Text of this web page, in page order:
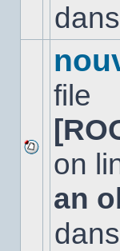
dansdans
Aucun
nouveau
message
non-
dans
file
on
an
dans